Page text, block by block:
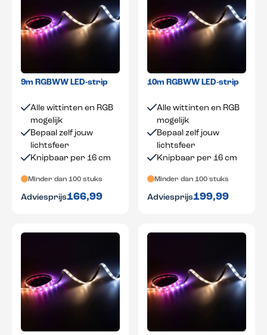
9m RGBWW LED-strip
Alle wittinten en RGB
mogelijk
Bepaal zelf jouw
lichtsfeer
Knipbaar per 16 cm
Minder dan 100 stuks
Adviesprijs166,99
10m RGBWW LED-strip
Alle wittinten en RGB
mogelijk
Bepaal zelf jouw
lichtsfeer
Knipbaar per 16 cm
Minder dan 100 stuks
Adviesprijs199,99